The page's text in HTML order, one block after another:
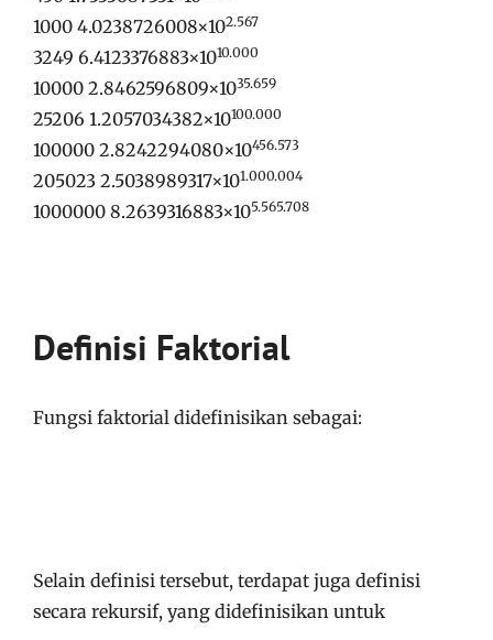
1000 4.0238726008×102.567
3249 6.4123376883×1010.000
10000 2.8462596809×1035.659
25206 1.2057034382×10100.000
100000 2.8242294080×10456.573
205023 2.5038989317×101.000.004
1000000 8.2639316883×105.565.708
Definisi Faktorial
Fungsi faktorial didefinisikan sebagai:
Selain definisi tersebut, terdapat juga definisi
secara rekursif, yang didefinisikan untuk